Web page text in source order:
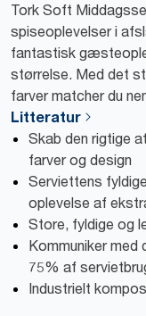
Tork Soft
spiseoplevelser i
fantastisk
størrelse. Med det
farver matcher du
Litteratur
Skab den rigtige
farver og design
Serviettens
oplevelse af
Store, fyldige og
Kommuniker
75% af
Industrielt